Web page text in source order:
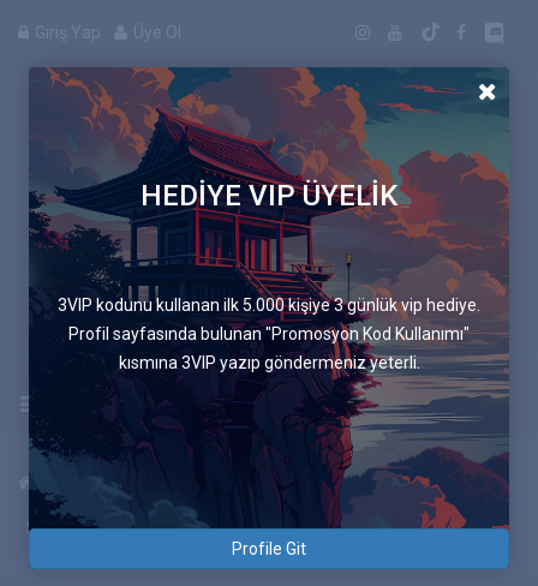
Giriş Yap Üye Ol
Manga
Uygulamayı İndir
Anasayfa Onideka
26.Bölüm Duymamış Gibi Yapmak Yok
HEDİYE VIP ÜYELİK
3VIP kodunu kullanan ilk 5.000 kişiye 3 günlük vip hediye.
Profil sayfasında bulunan "Promosyon Kod Kullanımı"
kısmına 3VIP yazıp göndermeniz yeterli.
Profile Git